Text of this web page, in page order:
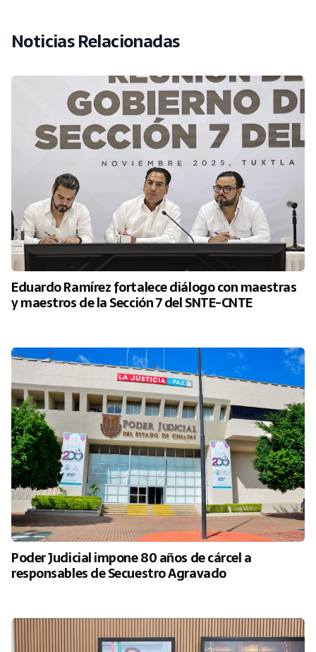
Noticias Relacionadas
Eduardo Ramírez fortalece diálogo con maestras
y maestros de la Sección 7 del SNTE-CNTE
Poder Judicial impone 80 años de cárcel a
responsables de Secuestro Agravado